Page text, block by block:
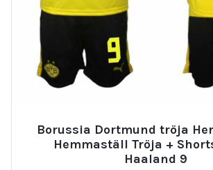
Borussia Dortmund tröja
Hemmaställ Tröja +
Haaland 9